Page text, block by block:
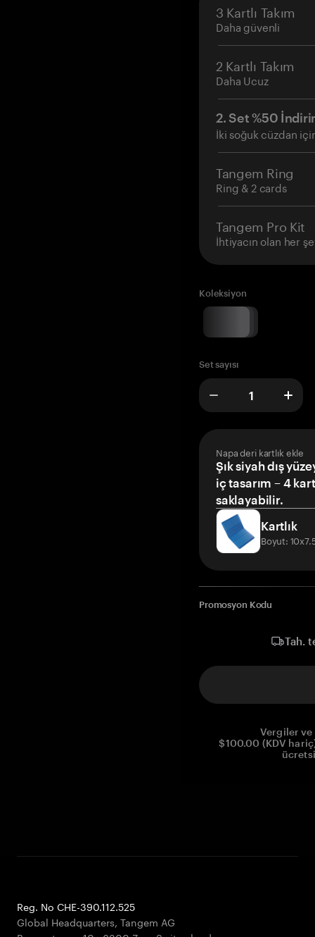
3 Kartlı Takım
Daha güvenli
2 Kartlı Takım
Daha Ucuz
2. Set %50
İki soğuk cüzdan
Tangem Ring
Ring & 2 cards
Tangem Pro Kit
İhtiyacın olan her
Koleksiyon
Set sayısı
Napa deri kartlık ekle
Şık siyah dış
iç tasarım – 4
saklayabilir.
Kartlık
Boyut:
Promosyon Kodu
Tah.
Vergiler
$100.00 (KDV
Reg. No CHE-390.112.525
Global Headquarters, Tangem AG